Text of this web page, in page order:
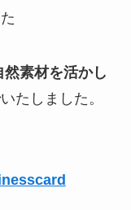
然素材を活かし
いたしました。